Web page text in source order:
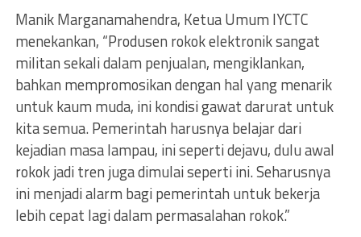
Manik Marganamahendra, Ketua Umum IYCTC
menekankan, “Produsen rokok elektronik sangat
militan sekali dalam penjualan, mengiklankan,
bahkan mempromosikan dengan hal yang menarik
untuk kaum muda, ini kondisi gawat darurat untuk
kita semua. Pemerintah harusnya belajar dari
kejadian masa lampau, ini seperti dejavu, dulu awal
rokok jadi tren juga dimulai seperti ini. Seharusnya
ini menjadi alarm bagi pemerintah untuk bekerja
lebih cepat lagi dalam permasalahan rokok.”